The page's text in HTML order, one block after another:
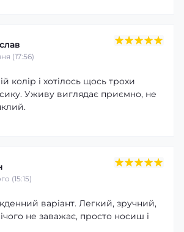
(17:56)
колір і хотілось щось трохи
Уживу виглядає приємно, не
(15:15)
варіант. Легкий, зручний,
не заважає, просто носиш і